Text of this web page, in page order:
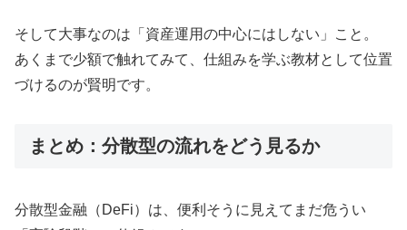
そして大事なのは「資産運用の中心にはしない」こと。
あくまで少額で触れてみて、仕組みを学ぶ教材として位置
づけるのが賢明です。
まとめ：分散型の流れをどう見るか
分散型金融（DeFi）は、便利そうに見えてまだ危うい